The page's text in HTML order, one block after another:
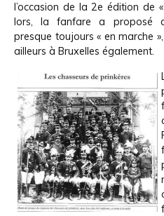
l’occasion de la 2e édition de
lors, la fanfare a proposé
presque toujours « en marche
ailleurs à Bruxelles également.